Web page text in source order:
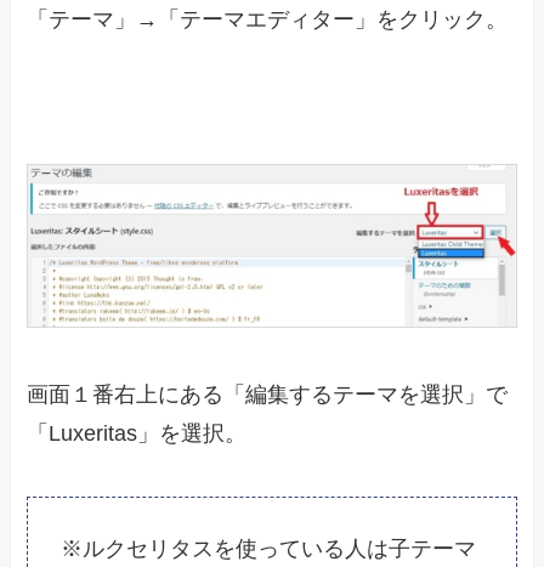
「テーマ」→「テーマエディター」をクリック。
画面１番右上にある「編集するテーマを選択」で
「Luxeritas」を選択。
※ルクセリタスを使っている人は子テーマ